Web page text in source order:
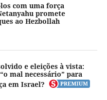
los com uma força
promete
ao Hezbollah
e eleições à vista:
mal necessário” para
em Israel?